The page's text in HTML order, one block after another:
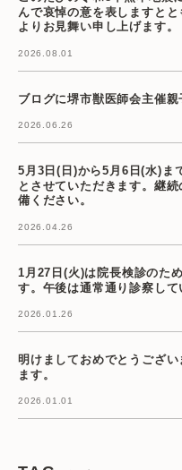
んで哀悼の意を表しますと
よりお見舞い申し上げます。
2026.08.01
ブログに堺市獣医師会主催
2026.06.26
5月3日(日)から5月6日(水)ま
とさせていただきます。継
備ください。
2026.04.26
1月27日(火)は院長検診のた
す。午後は通常通り診察して
2026.01.26
明けましておめでとうござ
ます。
2026.01.01